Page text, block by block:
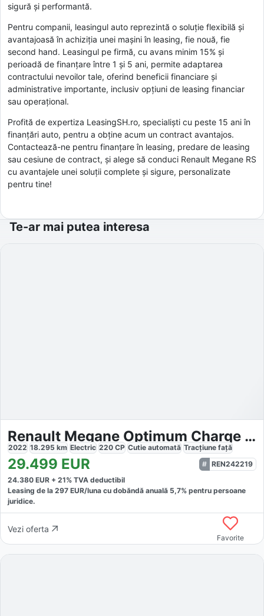
sigură și performantă.
Pentru companii, leasingul auto reprezintă o soluție flexibilă și
avantajoasă în achiziția unei mașini în leasing, fie nouă, fie
second hand. Leasingul pe firmă, cu avans minim 15% și
perioadă de finanțare între 1 și 5 ani, permite adaptarea
contractului nevoilor tale, oferind beneficii financiare și
administrative importante, inclusiv opțiuni de leasing financiar
sau operațional.
Profită de expertiza LeasingSH.ro, specialiști cu peste 15 ani în
finanțări auto, pentru a obține acum un contract avantajos.
Contactează-ne pentru finanțare în leasing, predare de leasing
sau cesiune de contract, și alege să conduci Renault Megane RS
cu avantajele unei soluții complete și sigure, personalizate
pentru tine!
Te-ar mai putea interesa
Renault Megane Optimum Charge EV60
2022 18.295 km Electric 220 CP Cutie automată Tracțiune față
29.499 EUR
REN242219
24.380 EUR + 21% TVA deductibil
Leasing de la 297 EUR/luna cu dobăndă anuală 5,7% pentru persoane
juridice.
Vezi oferta
Favorite